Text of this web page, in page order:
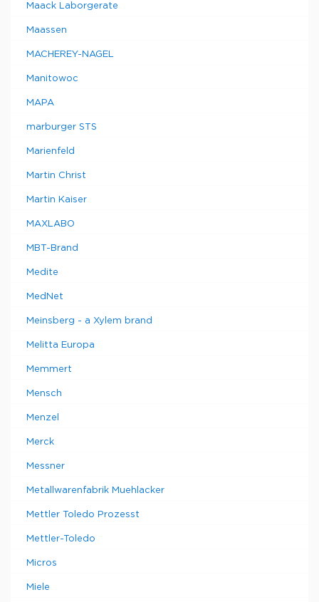
Maack Laborgerate
Maassen
MACHEREY-NAGEL
Manitowoc
MAPA
marburger STS
Marienfeld
Martin Christ
Martin Kaiser
MAXLABO
MBT-Brand
Medite
MedNet
Meinsberg - a Xylem brand
Melitta Europa
Memmert
Mensch
Menzel
Merck
Messner
Metallwarenfabrik Muehlacker
Mettler Toledo Prozesst
Mettler-Toledo
Micros
Miele